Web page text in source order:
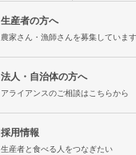
生産者の方へ
農家さん・漁師さんを募集していま
法人・自治体の方へ
アライアンスのご相談はこちらから
採用情報
生産者と食べる人をつなぎたい